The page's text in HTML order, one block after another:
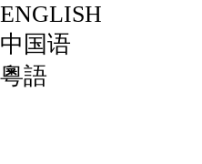
ENGLISH
中国语
粵語